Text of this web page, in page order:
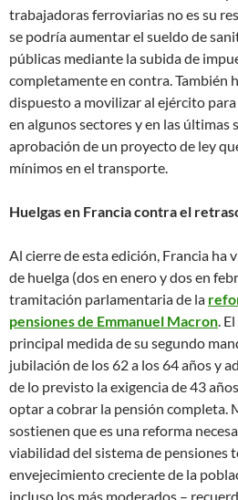
trabajadoras ferroviarias no es su
se podría aumentar el sueldo de
públicas mediante la subida de
completamente en contra. También
dispuesto a movilizar al ejército
en algunos sectores y en las últimas
aprobación de un proyecto de ley
mínimos en el transporte.
Huelgas en Francia contra el
Al cierre de esta edición, Francia ha
de huelga (dos en enero y dos en
tramitación parlamentaria de la
pensiones de Emmanuel Macron .
principal medida de su segundo
jubilación de los 62 a los 64 años y
de lo previsto la exigencia de 43
optar a cobrar la pensión completa.
sostienen que es una reforma
viabilidad del sistema de pensiones
envejecimiento creciente de la
incluso los más moderados –